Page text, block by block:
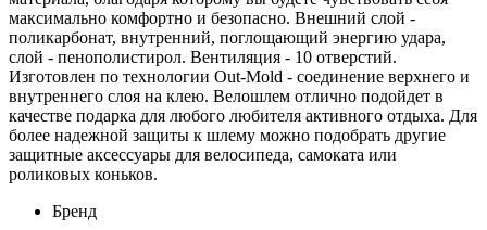
максимально комфортно и безопасно. Внешний слой -
поликарбонат, внутренний, поглощающий энергию удара,
слой - пенополистирол. Вентиляция - 10 отверстий.
Изготовлен по технологии Out-Mold - соединение верхнего и
внутреннего слоя на клею. Велошлем отлично подойдет в
качестве подарка для любого любителя активного отдыха. Для
более надежной защиты к шлему можно подобрать другие
защитные аксессуары для велосипеда, самоката или
роликовых коньков.
Бренд